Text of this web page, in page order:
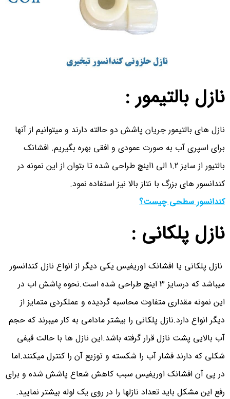
نازل بالتیمور :
نازل های بالتیمور جریان پاشش دو حالته دارند و میتوانیم از آنها
برای اسپری آب به صورت عمودی و افقی بهره بگیریم. افشانک
بالتیور از سایز 1.2 الی 1اینچ طراحی شده تا بتوان از این نمونه در
کندانسور های بزرگ با نتاز بالا نیز استفاده نمود.
کندانسور سطحی چیست؟
نازل پلکانی :
نازل پلکانی یا افشانک اوریفیس یکی دیگر از انواع نازل کندانسور
میباشد که درسایز 3 اینچ طراحی شده است.نحوه پاشش اب در
این نمونه مقداری متفاوت محاسبه گردیده و عملکردی متمایز از
دیگر انواع دارد.نازل پلکانی را بیشتر مادامی به کار میبرند که حجم
آب بالایی پشت نازل قرار گرفته باشد.این نازل ها با حالت قیفی
شکلی که دارند فشار آب را شکسته و توزیع آن را کنترل میکنند.اما
در پی آن افشانک اوریفیس سبب کاهش شعاع پاشش شده و برای
رفع این مشکل باید تعداد نازلها را در روی یک لوله بیشتر نمایید.